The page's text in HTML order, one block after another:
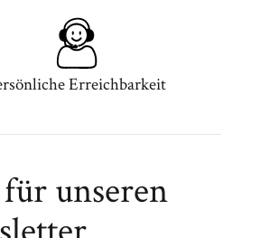
Erreichbarkeit
unseren